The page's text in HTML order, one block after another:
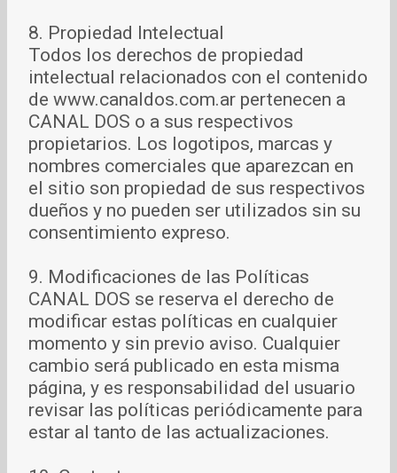
8. Propiedad Intelectual
Todos los derechos de propiedad
intelectual relacionados con el contenido
de www.canaldos.com.ar pertenecen a
CANAL DOS o a sus respectivos
propietarios. Los logotipos, marcas y
nombres comerciales que aparezcan en
el sitio son propiedad de sus respectivos
dueños y no pueden ser utilizados sin su
consentimiento expreso.
9. Modificaciones de las Políticas
CANAL DOS se reserva el derecho de
modificar estas políticas en cualquier
momento y sin previo aviso. Cualquier
cambio será publicado en esta misma
página, y es responsabilidad del usuario
revisar las políticas periódicamente para
estar al tanto de las actualizaciones.